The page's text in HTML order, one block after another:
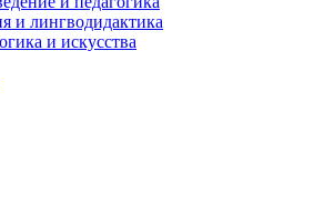
и лингводидактика
и искусства